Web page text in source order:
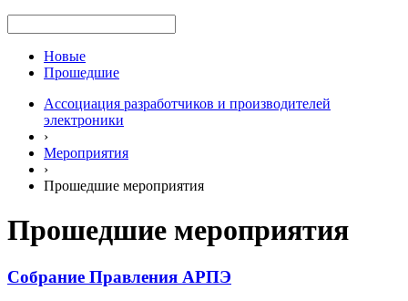
Новые
Прошедшие
Ассоциация разработчиков и производителей
электроники
›
Мероприятия
›
Прошедшие мероприятия
Прошедшие мероприятия
Собрание Правления АРПЭ